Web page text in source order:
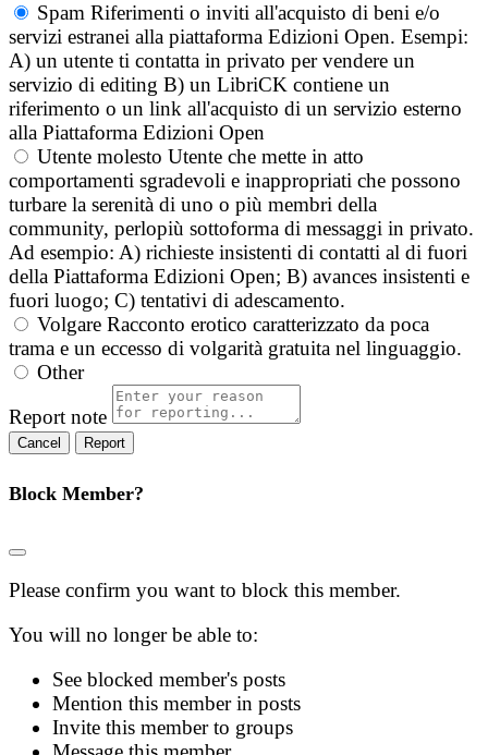
Spam Riferimenti o inviti all'acquisto di beni e/o
servizi estranei alla piattaforma Edizioni Open. Esempi:
A) un utente ti contatta in privato per vendere un
servizio di editing B) un LibriCK contiene un
riferimento o un link all'acquisto di un servizio esterno
alla Piattaforma Edizioni Open
Utente molesto Utente che mette in atto
comportamenti sgradevoli e inappropriati che possono
turbare la serenità di uno o più membri della
community, perlopiù sottoforma di messaggi in privato.
Ad esempio: A) richieste insistenti di contatti al di fuori
della Piattaforma Edizioni Open; B) avances insistenti e
fuori luogo; C) tentativi di adescamento.
Volgare Racconto erotico caratterizzato da poca
trama e un eccesso di volgarità gratuita nel linguaggio.
Other
Report note
Report
Block Member?
Please confirm you want to block this member.
You will no longer be able to:
See blocked member's posts
Mention this member in posts
Invite this member to groups